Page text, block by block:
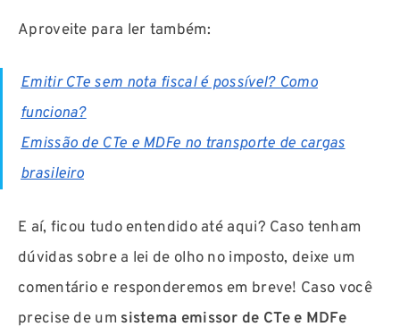
Aproveite para ler também:
Emitir CTe sem nota fiscal é possível? Como
funciona?
Emissão de CTe e MDFe no transporte de cargas
brasileiro
E aí, ficou tudo entendido até aqui? Caso tenham
dúvidas sobre a lei de olho no imposto, deixe um
comentário e responderemos em breve! Caso você
precise de um sistema emissor de CTe e MDFe